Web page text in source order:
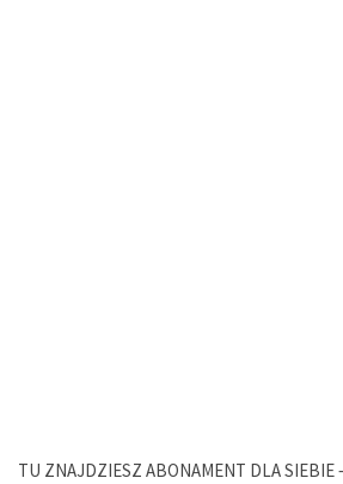
TU ZNAJDZIESZ ABONAMENT DLA SIEBIE